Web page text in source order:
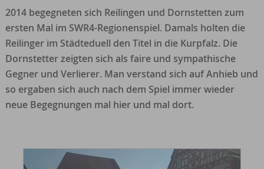
2014 begegneten sich Reilingen und Dornstetten zum
ersten Mal im SWR4-Regionenspiel. Damals holten die
Reilinger im Städteduell den Titel in die Kurpfalz. Die
Dornstetter zeigten sich als faire und sympathische
Gegner und Verlierer. Man verstand sich auf Anhieb und
so ergaben sich auch nach dem Spiel immer wieder
neue Begegnungen mal hier und mal dort.